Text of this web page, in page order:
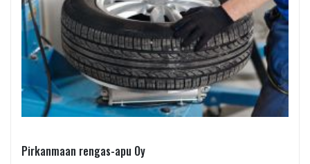
Pirkanmaan rengas-apu Oy